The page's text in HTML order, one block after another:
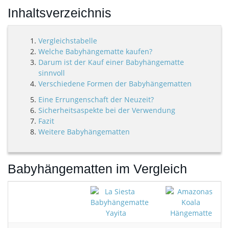
Inhaltsverzeichnis
Vergleichstabelle
Welche Babyhängematte kaufen?
Darum ist der Kauf einer Babyhängematte
sinnvoll
Verschiedene Formen der Babyhängematten
Eine Errungenschaft der Neuzeit?
Sicherheitsaspekte bei der Verwendung
Fazit
Weitere Babyhängematten
Babyhängematten im Vergleich